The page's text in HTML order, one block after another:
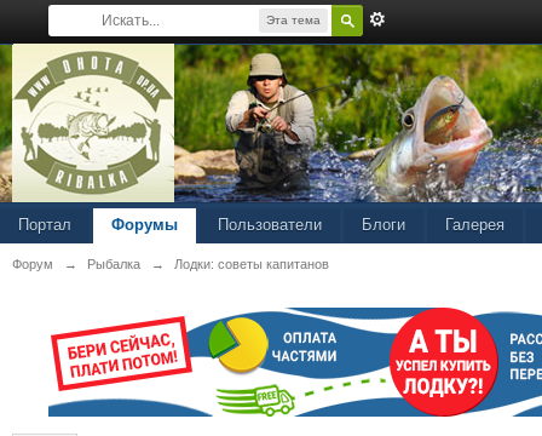
Эта тема
Портал Форумы Пользователи Блоги Галерея
Форум → Рыбалка → Лодки: советы капитанов